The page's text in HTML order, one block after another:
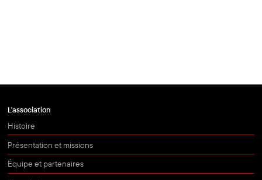
L'association
Histoire
Présentation et missions
Équipe et partenaires